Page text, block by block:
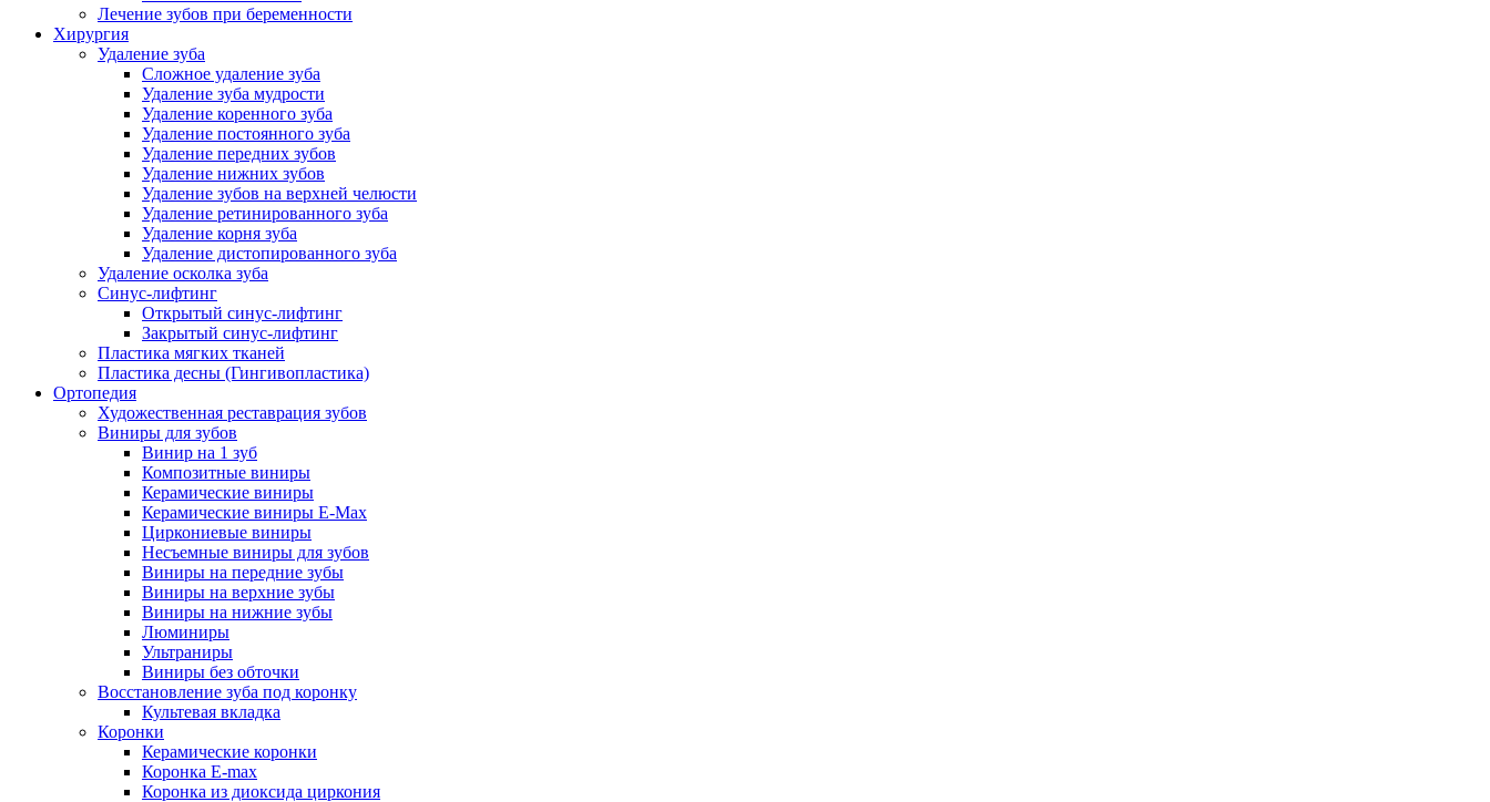
Лечение зубов при беременности
Хирургия
Удаление зуба
Сложное удаление зуба
Удаление зуба мудрости
Удаление коренного зуба
Удаление постоянного зуба
Удаление передних зубов
Удаление нижних зубов
Удаление зубов на верхней челюсти
Удаление ретинированного зуба
Удаление корня зуба
Удаление дистопированного зуба
Удаление осколка зуба
Синус-лифтинг
Открытый синус-лифтинг
Закрытый синус-лифтинг
Пластика мягких тканей
Пластика десны (Гингивопластика)
Ортопедия
Художественная реставрация зубов
Виниры для зубов
Винир на 1 зуб
Композитные виниры
Керамические виниры
Керамические виниры E-Max
Циркониевые виниры
Несъемные виниры для зубов
Виниры на передние зубы
Виниры на верхние зубы
Виниры на нижние зубы
Люминиры
Ультраниры
Виниры без обточки
Восстановление зуба под коронку
Культевая вкладка
Коронки
Керамические коронки
Коронка Е-max
Коронка из диоксида циркония